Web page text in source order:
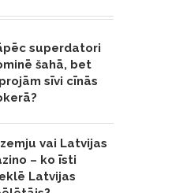
superdatori
šahā, bet
sīvi cīnās
vai Latvijas
– ko īsti
Latvijas